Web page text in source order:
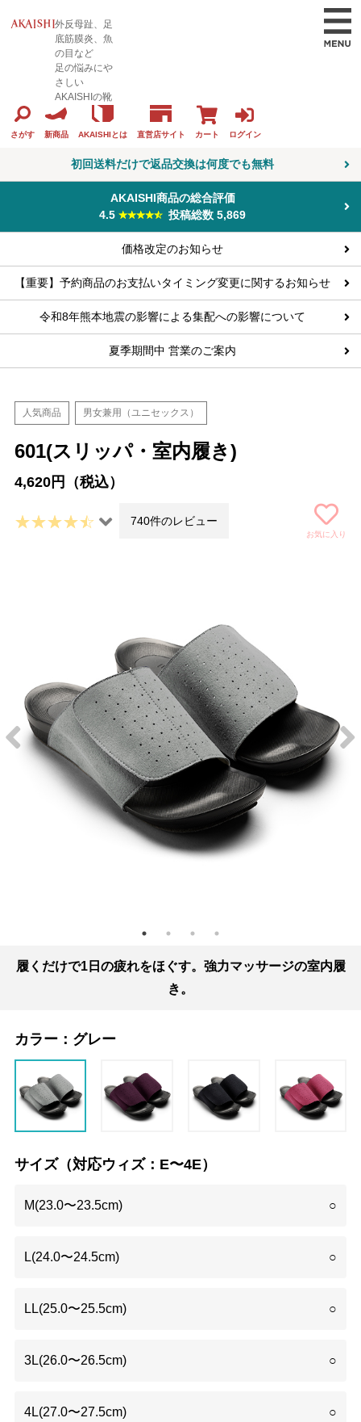
外反母趾、足
底筋膜炎、魚
の目など
足の悩みにや
さしい
AKAISHIの靴
さがす 新商品 AKAISHIとは 直営店サイト カート ログイン
初回送料だけで返品交換は何度でも無料
AKAISHI商品の総合評価
4.5
投稿総数 5,869
価格改定のお知らせ
【重要】予約商品のお支払いタイミング変更に関するお知らせ
令和8年熊本地震の影響による集配への影響について
夏季期間中 営業のご案内
人気商品 男女兼用（ユニセックス）
601(スリッパ・室内履き)
4,620円（税込）
740件のレビュー
お気に入り
履くだけで1日の疲れをほぐす。強力マッサージの室内履
き。
カラー： グレー
サイズ（対応ウィズ：E〜4E）
M(23.0〜23.5cm) ○
L(24.0〜24.5cm) ○
LL(25.0〜25.5cm) ○
3L(26.0〜26.5cm) ○
4L(27.0〜27.5cm) ○